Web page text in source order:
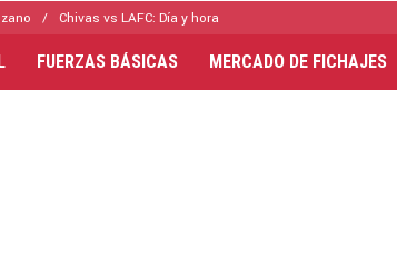
Chivas vs LAFC: Día y hora
FUERZAS BÁSICAS MERCADO DE FICHAJES